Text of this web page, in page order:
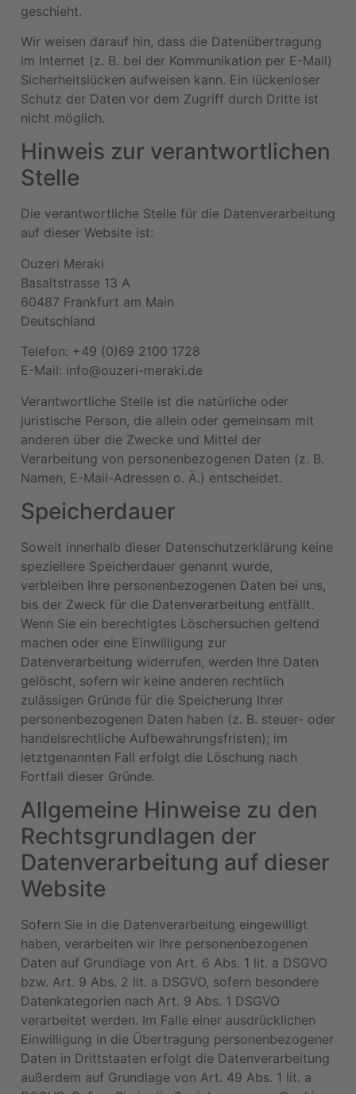
geschieht.
Wir weisen darauf hin, dass die Datenübertragung
im Internet (z. B. bei der Kommunikation per E-Mail)
Sicherheitslücken aufweisen kann. Ein lückenloser
Schutz der Daten vor dem Zugriff durch Dritte ist
nicht möglich.
Hinweis zur verantwortlichen
Stelle
Die verantwortliche Stelle für die Datenverarbeitung
auf dieser Website ist:
Ouzeri Meraki
Basaltstrasse 13 A
60487 Frankfurt am Main
Deutschland
Telefon: +49 (0)69 2100 1728
E-Mail: info@ouzeri-meraki.de
Verantwortliche Stelle ist die natürliche oder
juristische Person, die allein oder gemeinsam mit
anderen über die Zwecke und Mittel der
Verarbeitung von personenbezogenen Daten (z. B.
Namen, E-Mail-Adressen o. Ä.) entscheidet.
Speicherdauer
Soweit innerhalb dieser Datenschutzerklärung keine
speziellere Speicherdauer genannt wurde,
verbleiben Ihre personenbezogenen Daten bei uns,
bis der Zweck für die Datenverarbeitung entfällt.
Wenn Sie ein berechtigtes Löschersuchen geltend
machen oder eine Einwilligung zur
Datenverarbeitung widerrufen, werden Ihre Daten
gelöscht, sofern wir keine anderen rechtlich
zulässigen Gründe für die Speicherung Ihrer
personenbezogenen Daten haben (z. B. steuer- oder
handelsrechtliche Aufbewahrungsfristen); im
letztgenannten Fall erfolgt die Löschung nach
Fortfall dieser Gründe.
Allgemeine Hinweise zu den
Rechtsgrundlagen der
Datenverarbeitung auf dieser
Website
Sofern Sie in die Datenverarbeitung eingewilligt
haben, verarbeiten wir Ihre personenbezogenen
Daten auf Grundlage von Art. 6 Abs. 1 lit. a DSGVO
bzw. Art. 9 Abs. 2 lit. a DSGVO, sofern besondere
Datenkategorien nach Art. 9 Abs. 1 DSGVO
verarbeitet werden. Im Falle einer ausdrücklichen
Einwilligung in die Übertragung personenbezogener
Daten in Drittstaaten erfolgt die Datenverarbeitung
außerdem auf Grundlage von Art. 49 Abs. 1 lit. a